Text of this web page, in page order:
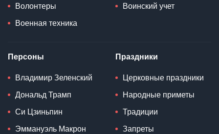
Волонтеры
Военная техника
Воинский учет
Персоны
Владимир Зеленский
Дональд Трамп
Си Цзиньпин
Эммануэль Макрон
Праздники
Церковные праздники
Народные приметы
Традиции
Запреты